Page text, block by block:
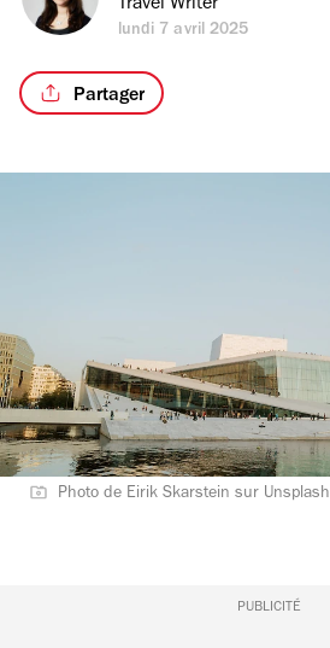
Travel Writer
lundi 7 avril 2025
Partager
Photo de Eirik Skarstein sur Unsplash
PUBLICITÉ